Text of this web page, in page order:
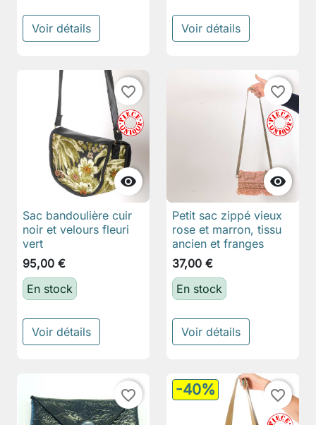
Voir détails Voir détails

favorite_border
Sac bandoulière cuir
noir et velours fleuri
vert
95,00 €
En stock
Voir détails

favorite_border
Petit sac zippé vieux
rose et marron, tissu
ancien et franges
37,00 €
En stock
Voir détails
favorite_border -40% favorite_border